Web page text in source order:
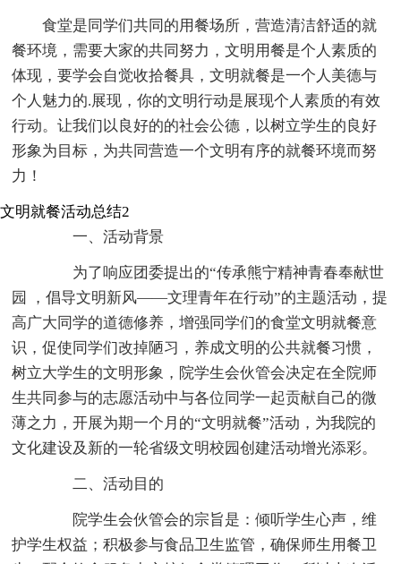
食堂是同学们共同的用餐场所，营造清洁舒适的就
餐环境，需要大家的共同努力，文明用餐是个人素质的
体现，要学会自觉收拾餐具，文明就餐是一个人美德与
个人魅力的.展现，你的文明行动是展现个人素质的有效
行动。让我们以良好的的社会公德，以树立学生的良好
形象为目标，为共同营造一个文明有序的就餐环境而努
力！
文明就餐活动总结2
一、活动背景
为了响应团委提出的“传承熊宁精神青春奉献世
园 ，倡导文明新风——文理青年在行动”的主题活动，提
高广大同学的道德修养，增强同学们的食堂文明就餐意
识，促使同学们改掉陋习，养成文明的公共就餐习惯，
树立大学生的文明形象，院学生会伙管会决定在全院师
生共同参与的志愿活动中与各位同学一起贡献自己的微
薄之力，开展为期一个月的“文明就餐”活动，为我院的
文化建设及新的一轮省级文明校园创建活动增光添彩。
二、活动目的
院学生会伙管会的宗旨是：倾听学生心声，维
护学生权益；积极参与食品卫生监管，确保师生用餐卫